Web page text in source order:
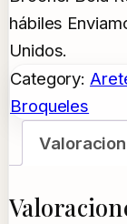
hábiles
Unidos.
Category:
Broqueles